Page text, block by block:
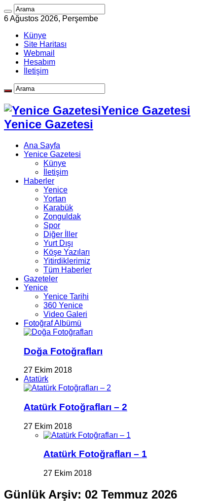
6 Ağustos 2026, Perşembe
Künye
Site Haritası
Webmail
Hesabım
İletişim
Yenice Gazetesi
Yenice Gazetesi
Ana Sayfa
Yenice Gazetesi
Künye
İletişim
Haberler
Yenice
Yortan
Karabük
Zonguldak
Spor
Diğer İller
Yurt Dışı
Köşe Yazıları
Yitirdiklerimiz
Tüm Haberler
Gazeteler
Yenice
Yenice Tarihi
360 Yenice
Video Galeri
Fotoğraf Albümü
Doğa Fotoğrafları
27 Ekim 2018
Atatürk
Atatürk Fotoğrafları – 2
27 Ekim 2018
Atatürk Fotoğrafları – 1
27 Ekim 2018
Günlük Arşiv: 02 Temmuz 2026